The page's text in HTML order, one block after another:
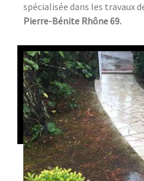
spécialisée dans les travaux
Pierre-Bénite Rhône 69.